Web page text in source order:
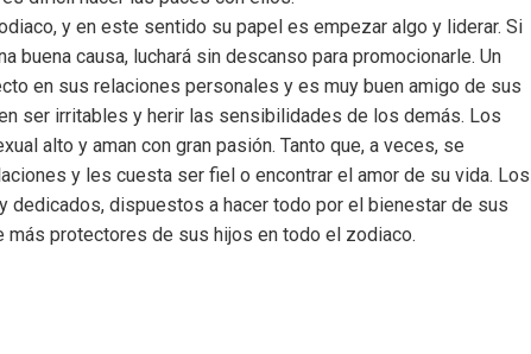
y en este sentido su papel es empezar algo y liderar. Si
buena causa, luchará sin descanso para promocionarle. Un
en sus relaciones personales y es muy buen amigo de sus
ser irritables y herir las sensibilidades de los demás. Los
alto y aman con gran pasión. Tanto que, a veces, se
y les cuesta ser fiel o encontrar el amor de su vida. Los
dedicados, dispuestos a hacer todo por el bienestar de sus
más protectores de sus hijos en todo el zodiaco.